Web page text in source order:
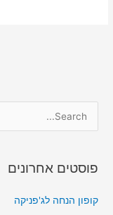
r
פוסטים אחרונים
קופון הנחה לג'פניקה